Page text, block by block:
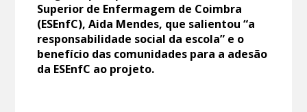
Superior de Enfermagem de Coimbra
(ESEnfC), Aida Mendes, que salientou “a
responsabilidade social da escola” e o
benefício das comunidades para a adesão
da ESEnfC ao projeto.